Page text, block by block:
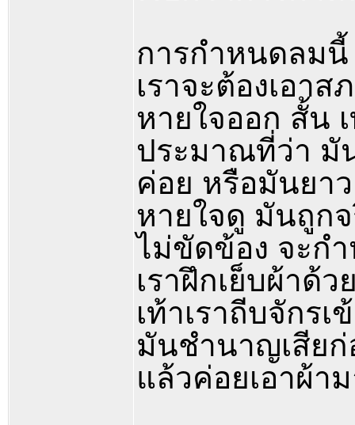
การกำหนดลม
เราจะต้องเอา
หายใจออก สั้น
ประมาณที่ว่า มั
ค่อย หรือมันยา
หายใจดู มันถูก
ไม่ขัดข้อง จะก
เราฝึกเย็บผ้าด้ว
เท้าเราถีบจักร
มันชำนาญเสียก่
แล้วค่อยเอาผ้า